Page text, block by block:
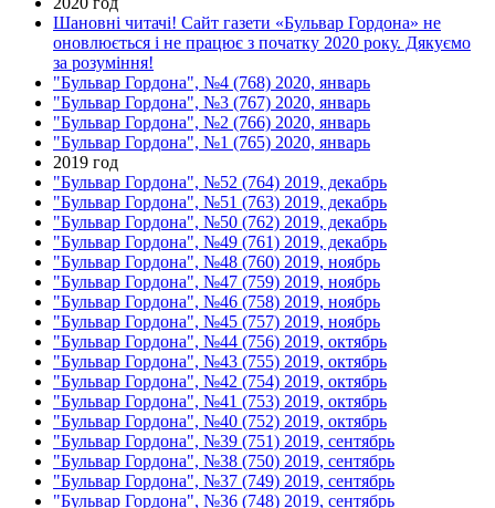
Шановні читачі! Сайт газети «Бульвар Гордона» не
оновлюється і не працює з початку 2020 року. Дякуємо
за розуміння!
"Бульвар Гордона", №4 (768) 2020, январь
"Бульвар Гордона", №3 (767) 2020, январь
"Бульвар Гордона", №2 (766) 2020, январь
"Бульвар Гордона", №1 (765) 2020, январь
2019 год
"Бульвар Гордона", №52 (764) 2019, декабрь
"Бульвар Гордона", №51 (763) 2019, декабрь
"Бульвар Гордона", №50 (762) 2019, декабрь
"Бульвар Гордона", №49 (761) 2019, декабрь
"Бульвар Гордона", №48 (760) 2019, ноябрь
"Бульвар Гордона", №47 (759) 2019, ноябрь
"Бульвар Гордона", №46 (758) 2019, ноябрь
"Бульвар Гордона", №45 (757) 2019, ноябрь
"Бульвар Гордона", №44 (756) 2019, октябрь
"Бульвар Гордона", №43 (755) 2019, октябрь
"Бульвар Гордона", №42 (754) 2019, октябрь
"Бульвар Гордона", №41 (753) 2019, октябрь
"Бульвар Гордона", №40 (752) 2019, октябрь
"Бульвар Гордона", №39 (751) 2019, сентябрь
"Бульвар Гордона", №38 (750) 2019, сентябрь
"Бульвар Гордона", №37 (749) 2019, сентябрь
"Бульвар Гордона", №36 (748) 2019, сентябрь